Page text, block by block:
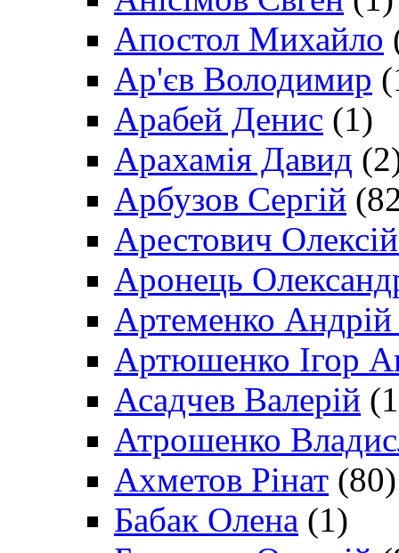
Апостол Михайло
Ар'єв Володимир
Арабей Денис (1)
Арахамія Давид
Арбузов Сергій
Арестович
Аронець
Артеменко Андрій
Артюшенко Ігор
Асадчев Валерій
Атрошенко
Ахметов Рінат (80)
Бабак Олена (1)